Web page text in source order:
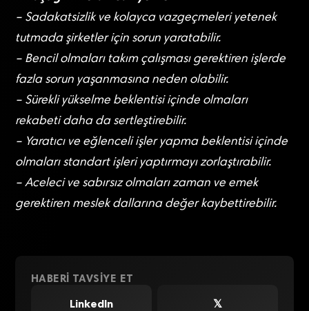
– Sadakatsizlik ve kolayca vazgeçmeleri yetenek
tutmada şirketler için sorun yaratabilir.
– Bencil olmaları takım çalışması gerektiren işlerde
fazla sorun yaşanmasına neden olabilir.
– Sürekli yükselme beklentisi içinde olmaları
rekabeti daha da sertleştirebilir.
– Yaratıcı ve eğlenceli işler yapma beklentisi içinde
olmaları standart işleri yaptırmayı zorlaştırabilir.
– Aceleci ve sabırsız olmaları zaman ve emek
gerektiren meslek dallarına değer kaybettirebilir.
HABERI TAVSIYE ET
LinkedIn
𝕏